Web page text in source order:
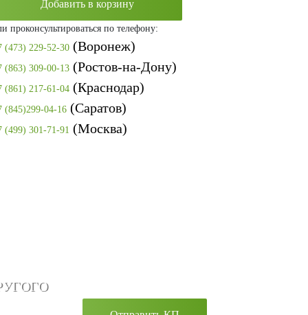
Добавить в корзину
проконсультироваться по телефону:
(473) 229-52-30(Воронеж)
(863) 309-00-13(Ростов-на-Дону)
(861) 217-61-04(Краснодар)
(845)299-04-16(Саратов)
(499) 301-71-91 (Москва)